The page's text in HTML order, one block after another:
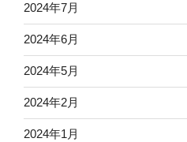
2024年7月
2024年6月
2024年5月
2024年2月
2024年1月